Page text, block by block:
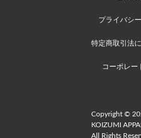
プライバシ
特定商取引法
コーポレー
Copyright ©
KOIZUMI
All Rights